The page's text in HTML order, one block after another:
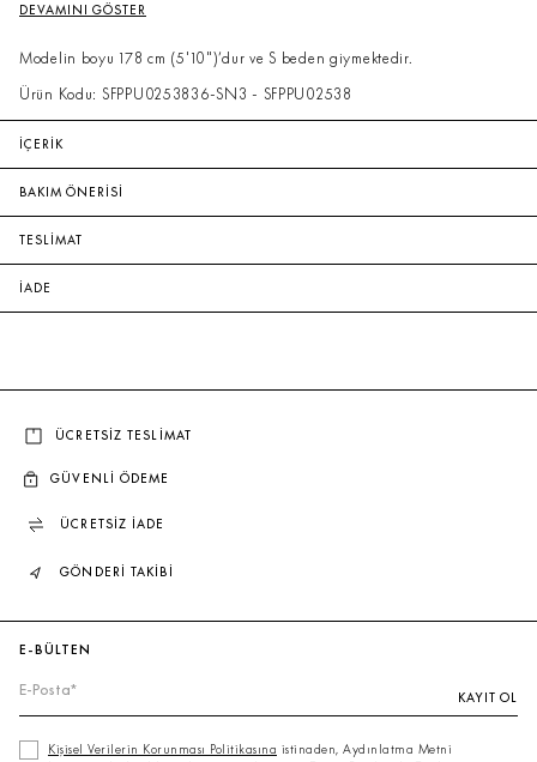
DEVAMINI GÖSTER
Modelin boyu 178 cm (5'10")’dur ve S beden giymektedir.
Ürün Kodu: SFPPU0253836-SN3 - SFPPU02538
İÇERİK
BAKIM ÖNERİSİ
TESLİMAT
İADE
ÜCRETSİZ TESLİMAT
GÜVENLİ ÖDEME
ÜCRETSİZ İADE
GÖNDERİ TAKİBİ
E-BÜLTEN
KAYIT OL
Kişisel Verilerin Korunması Politikasına istinaden, Aydınlatma Metni